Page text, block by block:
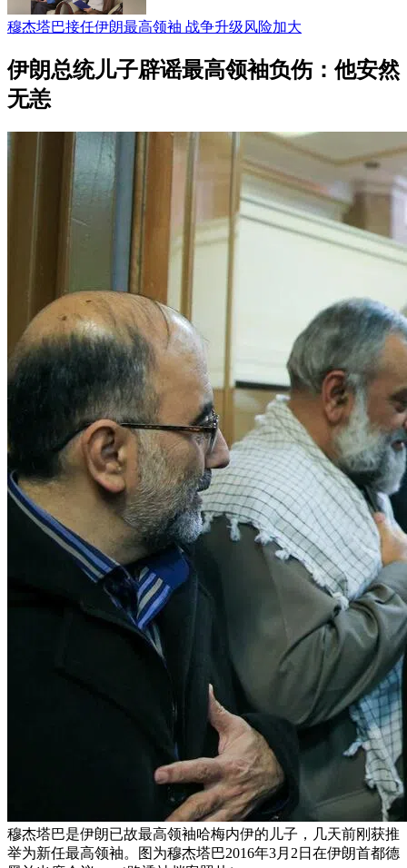
穆杰塔巴接任伊朗最高领袖 战争升级风险加大
伊朗总统儿子辟谣最高领袖负伤：他安然
无恙
穆杰塔巴是伊朗已故最高领袖哈梅内伊的儿子，几天前刚获推
举为新任最高领袖。图为穆杰塔巴2016年3月2日在伊朗首都德